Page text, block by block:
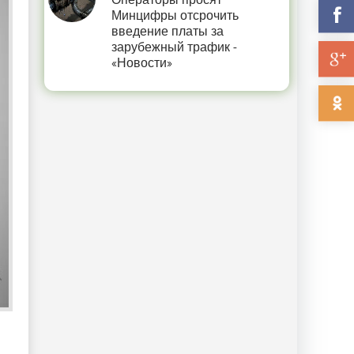
Минцифры отсрочить
введение платы за
зарубежный трафик -
«Новости»